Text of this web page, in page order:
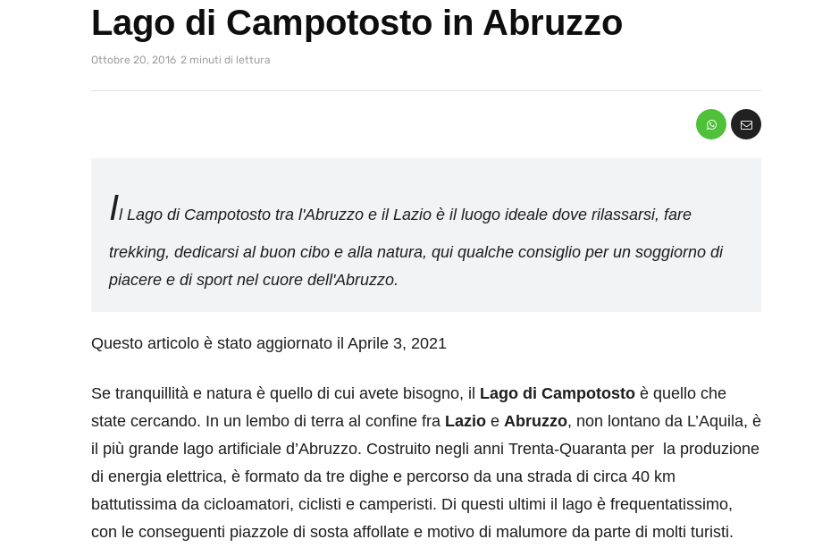
Lago di Campotosto in Abruzzo
Ottobre 20, 2016 2 minuti di lettura
Il Lago di Campotosto tra l'Abruzzo e il Lazio è il luogo ideale dove rilassarsi, fare
trekking, dedicarsi al buon cibo e alla natura, qui qualche consiglio per un soggiorno di
piacere e di sport nel cuore dell'Abruzzo.
Questo articolo è stato aggiornato il Aprile 3, 2021
Se tranquillità e natura è quello di cui avete bisogno, il Lago di Campotosto è quello che
state cercando. In un lembo di terra al confine fra Lazio e Abruzzo, non lontano da L’Aquila, è
il più grande lago artificiale d’Abruzzo. Costruito negli anni Trenta-Quaranta per la produzione
di energia elettrica, è formato da tre dighe e percorso da una strada di circa 40 km
battutissima da cicloamatori, ciclisti e camperisti. Di questi ultimi il lago è frequentatissimo,
con le conseguenti piazzole di sosta affollate e motivo di malumore da parte di molti turisti.